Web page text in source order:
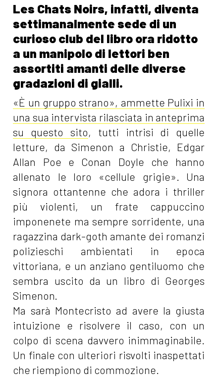
Les Chats Noirs, infatti, diventa
settimanalmente sede di un
curioso club del libro ora ridotto
a un manipolo di lettori ben
assortiti amanti delle diverse
gradazioni di gialli.
«È un gruppo strano», ammette Pulixi in
una sua intervista rilasciata in anteprima
su questo sito, tutti intrisi di quelle
letture, da Simenon a Christie, Edgar
Allan Poe e Conan Doyle che hanno
allenato le loro «cellule grigie». Una
signora ottantenne che adora i thriller
più violenti, un frate cappuccino
imponenete ma sempre sorridente, una
ragazzina dark-goth amante dei romanzi
polizieschi ambientati in epoca
vittoriana, e un anziano gentiluomo che
sembra uscito da un libro di Georges
Simenon.
Ma sarà Montecristo ad avere la giusta
intuizione e risolvere il caso, con un
colpo di scena davvero inimmaginabile.
Un finale con ulteriori risvolti inaspettati
che riempiono di commozione.